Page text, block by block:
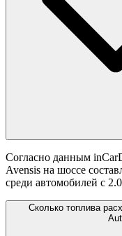
Согласно данным
Avensis на шоссе
среди автомобилей с
Сколько топлива